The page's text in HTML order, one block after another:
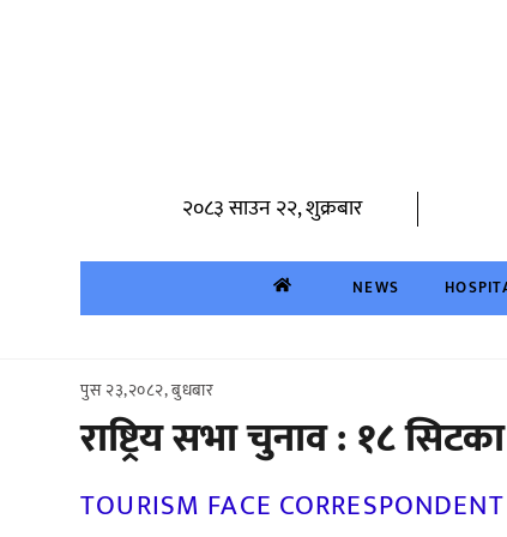
२०८३ साउन २२, शुक्रबार
NEWS
पुस २३,२०८२, बुधबार
राष्ट्रिय सभा चुनाव : १८
TOURISM FACE CORRESPONDENT